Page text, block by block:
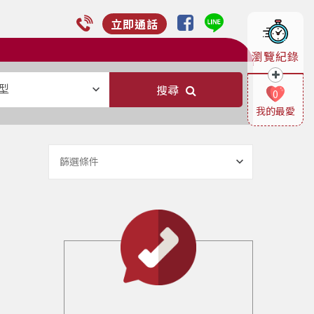
立即通話
搜尋
篩選條件
瀏覽紀錄
我的最愛
0